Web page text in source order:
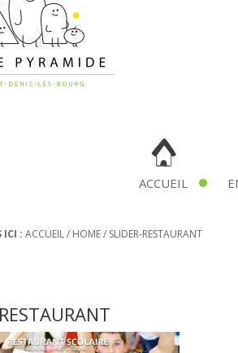
ACCUEIL
ICI : ACCUEIL/ HOME/ SLIDER-RESTAURANT